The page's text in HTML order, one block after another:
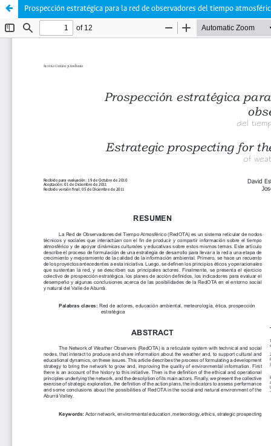
Prospección estratégica para la red de observadores del tiempo